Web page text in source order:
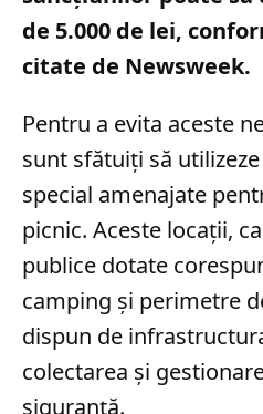
de 5.000 de lei,
citate de Newsweek.
Pentru a evita aceste
sunt sfătuiți să
special amenajate
picnic. Aceste locații,
publice dotate
camping și perimetre
dispun de
colectarea și
siguranță.